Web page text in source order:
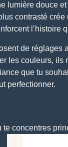
lumière douce
contrasté
l’histoire
de réglages
les couleurs, ils
que tu
perfectionner.
te concentres